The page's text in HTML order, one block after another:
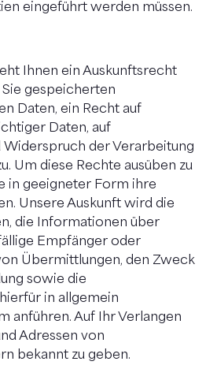
eingeführt werden müssen.
Ihnen ein Auskunftsrecht
gespeicherten
Daten, ein Recht auf
Daten, auf
Widerspruch der Verarbeitung
Um diese Rechte ausüben zu
in geeigneter Form ihre
Unsere Auskunft wird die
die Informationen über
Empfänger oder
Übermittlungen, den Zweck
sowie die
in allgemein
anführen. Auf Ihr Verlangen
Adressen von
bekannt zu geben.